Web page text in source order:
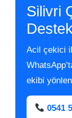
Silivri
Acil çekici
ekibi
0541